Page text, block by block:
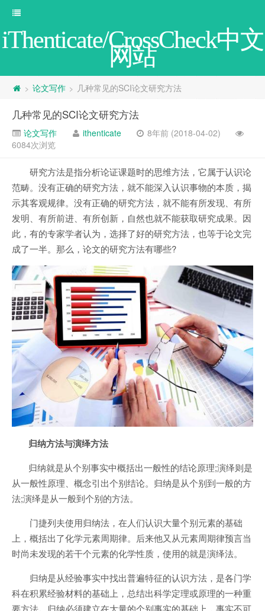
iThenticate/CrossCheck中文
网站
> 论文写作 > 几种常见的SCI论文研究方法
几种常见的SCI论文研究方法
论文写作 ithenticate
8年前 (2018-04-02)
6084次浏览
研究方法是指分析论证课题时的思维方法，它属于认识论
范畴。没有正确的研究方法，就不能深入认识事物的本质，揭
示其客观规律。没有正确的研究方法，就不能有所发现、有所
发明、有所前进、有所创新，自然也就不能获取研究成果。因
此，有的专家学者认为，选择了好的研究方法，也等于论文完
成了一半。那么，论文的研究方法有哪些?
归纳方法与演绎方法
归纳就是从个别事实中概括出一般性的结论原理;演绎则是
从一般性原理、概念引出个别结论。归纳是从个别到一般的方
法;演绎是从一般到个别的方法。
门捷列夫使用归纳法，在人们认识大量个别元素的基础
上，概括出了化学元素周期律。后来他又从元素周期律预言当
时尚未发现的若干个元素的化学性质，使用的就是演绎法。
归纳是从经验事实中找出普遍特征的认识方法，是各门学
科在积累经验材料的基础上，总结出科学定理或原理的一种重
要方法。归纳必须建立在大量的个别事实的基础上，事实不可